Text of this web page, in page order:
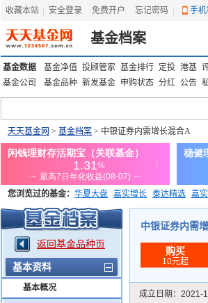
收藏本站 安全登录 免费开户 忘记密码 手
基金档案
基金数据 基金净值 投顾管家 基金排行 定投 港基
基金公司
基金品种 新发基金 申购状态 分红 公告
天天基金网 > 基金档案 > 中银证券内需增长混合A
您浏览过的基金： 华夏大盘 嘉实增长 泰达精选 嘉
添富优势 华安宏利 上证180价值ETF
返回基金品种页
基本资料
基本概况
中银证券内需
购买
10元起
成立日期： 2021-